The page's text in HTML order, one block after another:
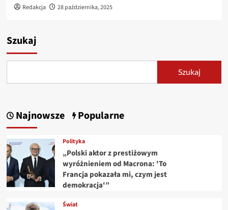
Redakcja 28 października, 2025
Szukaj
Szukaj
Najnowsze Popularne
Polityka
„Polski aktor z prestiżowym
wyróżnieniem od Macrona: 'To
Francja pokazała mi, czym jest
demokracja'”
Świat